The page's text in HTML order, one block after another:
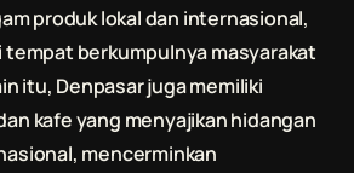
produk lokal dan internasional,
berkumpulnya masyarakat
itu, Denpasar juga memiliki
kafe yang menyajikan hidangan
mencerminkan